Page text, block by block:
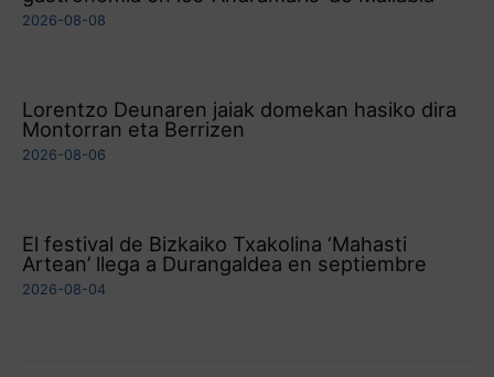
2026-08-08
Lorentzo Deunaren jaiak domekan hasiko dira
Montorran eta Berrizen
2026-08-06
El festival de Bizkaiko Txakolina ‘Mahasti
Artean’ llega a Durangaldea en septiembre
2026-08-04